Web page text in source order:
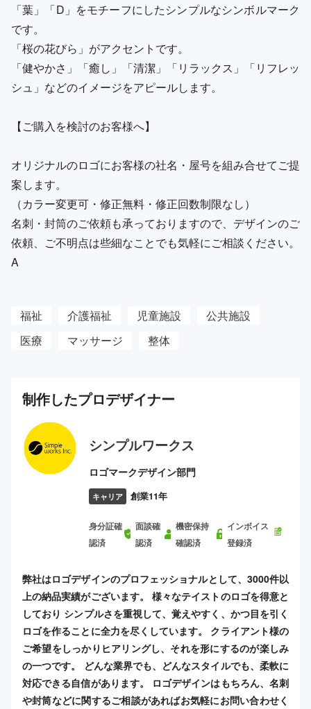
「葉」「D」をモチーフにしたシンプルなシンボルマーク
です。
「桜の花びら」がアクセントです。
「健やかさ」「癒し」「清潔」「リラックス」「リフレッ
シュ」などのイメージをアピールします。
【ご購入を検討のお客様へ】
オリジナルのロゴにお客様の社名・屋号を組み合せてご提
案します。
（カラー変更可・修正無料・修正回数制限なし）
名刺・封筒のご依頼も承っておりますので、デザインのご
依頼、ご不明点は些細なことでも気軽にご相談ください。
A
福祉 介護福祉 児童施設
公共施設
医療
マッサージ 整体
制作したプロデザイナー
シンプルワークス
ロゴマークデザイン部門
キャリア 創業11年
身分証確
認済
面談確
認済
機密保持
確認済
インボイス
登録済
弊社はロゴデザインのプロフェッショナルとして、3000件以
上の納品実績がございます。 様々なテイストのロゴを得意と
しており シンプルさを重視して、覚えやすく、かつ目を引く
ロゴを作ることに全力を尽くしています。 クライアント様の
ご希望をしっかりヒアリングし、それを形にするのが楽しみ
の一つです。 どんな業界でも、どんなスタイルでも、柔軟に
対応できる自信があります。 ロゴデザインはもちろん、名刺
や封筒などに関するご相談があればお気軽にお問い合わせく